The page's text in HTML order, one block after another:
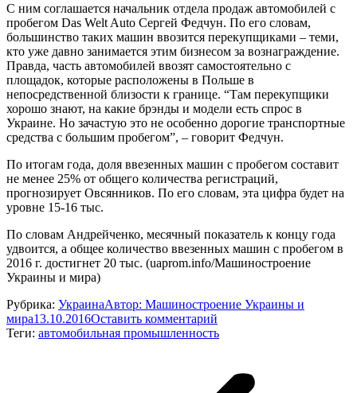
С ним соглашается начальник отдела продаж автомобилей с
пробегом Das Welt Auto Сергей Федчун. По его словам,
большинство таких машин ввозится перекупщиками – теми,
кто уже давно занимается этим бизнесом за вознаграждение.
Правда, часть автомобилей ввозят самостоятельно с
площадок, которые расположены в Польше в
непосредственной близости к границе. “Там перекупщики
хорошо знают, на какие брэнды и модели есть спрос в
Украине. Но зачастую это не особенно дорогие транспортные
средства с большим пробегом”, – говорит Федчун.
По итогам года, доля ввезенных машин с пробегом составит
не менее 25% от общего количества регистраций,
прогнозирует Овсянников. По его словам, эта цифра будет на
уровне 15-16 тыс.
По словам Андрейченко, месячный показатель к концу года
удвоится, а общее количество ввезенных машин с пробегом в
2016 г. достигнет 20 тыс. (uaprom.info/Машиностроение
Украины и мира)
Рубрика: УкраинаАвтор: Машиностроение Украины и
мира13.10.2016Оставить комментарий
Теги: автомобильная промышленность